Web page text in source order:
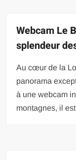
Webcam Le
splendeur
Au cœur de la
panorama
à une webcam
montagnes, il est